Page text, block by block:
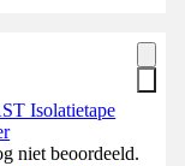
Isolatietape
niet beoordeeld.